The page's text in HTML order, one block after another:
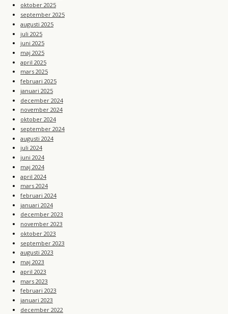
oktober 2025
september 2025
augusti 2025
juli 2025
juni 2025
maj 2025
april 2025
mars 2025
februari 2025
januari 2025
december 2024
november 2024
oktober 2024
september 2024
augusti 2024
juli 2024
juni 2024
maj 2024
april 2024
mars 2024
februari 2024
januari 2024
december 2023
november 2023
oktober 2023
september 2023
augusti 2023
maj 2023
april 2023
mars 2023
februari 2023
januari 2023
december 2022